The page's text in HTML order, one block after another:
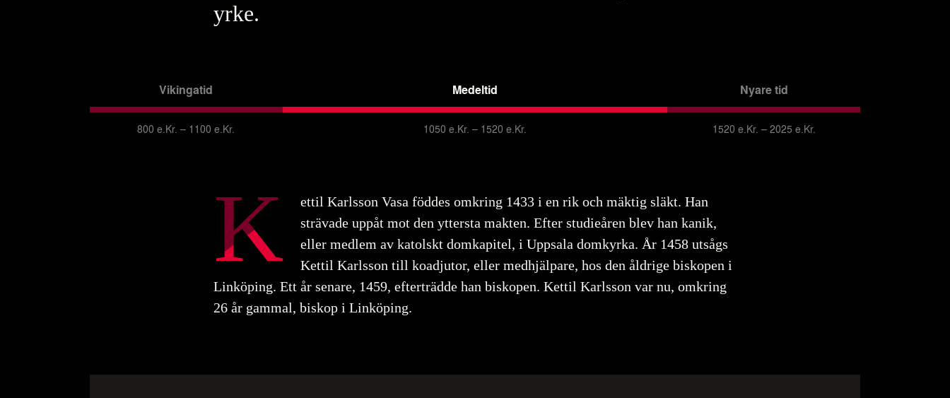
yrke.
Vikingatid
800 e.Kr. – 1100 e.Kr.
Medeltid
1050 e.Kr. – 1520 e.Kr.
Nyare tid
1520 e.Kr. – 2025 e.Kr.
K
ettil Karlsson Vasa föddes omkring 1433 i en rik och mäktig släkt. Han
strävade uppåt mot den yttersta makten. Efter studieåren blev han kanik,
eller medlem av katolskt domkapitel, i Uppsala domkyrka. År 1458 utsågs
Kettil Karlsson till koadjutor, eller medhjälpare, hos den åldrige biskopen i
Linköping. Ett år senare, 1459, efterträdde han biskopen. Kettil Karlsson var nu, omkring
26 år gammal, biskop i Linköping.